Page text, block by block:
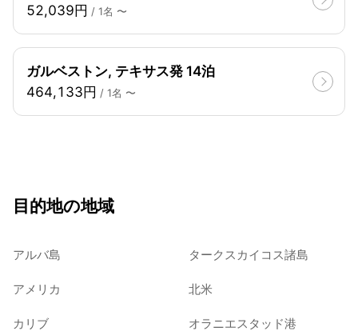
52,039円 / 1名 〜
ガルベストン, テキサス発 14泊
464,133円 / 1名 〜
目的地の地域
アルバ島 タークスカイコス諸島
アメリカ 北米
カリブ オラニエスタッド港